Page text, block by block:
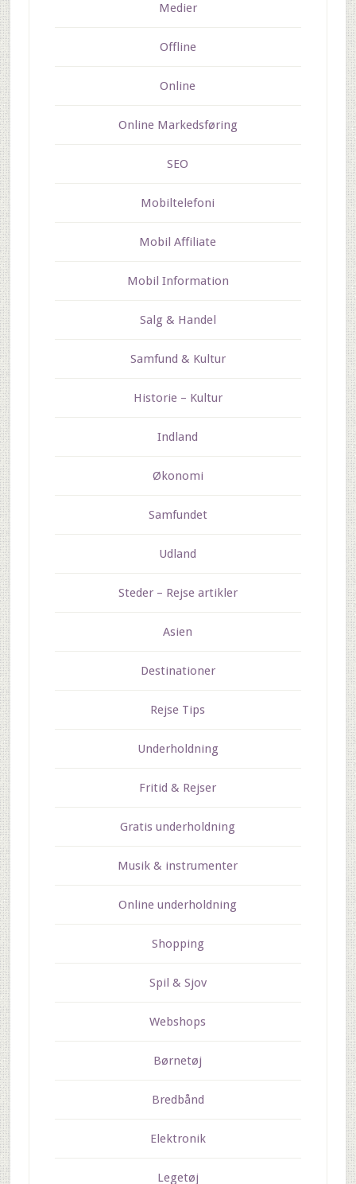
Medier
Offline
Online
Online Markedsføring
SEO
Mobiltelefoni
Mobil Affiliate
Mobil Information
Salg & Handel
Samfund & Kultur
Historie – Kultur
Indland
Økonomi
Samfundet
Udland
Steder – Rejse artikler
Asien
Destinationer
Rejse Tips
Underholdning
Fritid & Rejser
Gratis underholdning
Musik & instrumenter
Online underholdning
Shopping
Spil & Sjov
Webshops
Børnetøj
Bredbånd
Elektronik
Legetøj